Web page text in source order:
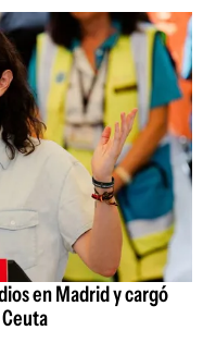
en Madrid y cargó